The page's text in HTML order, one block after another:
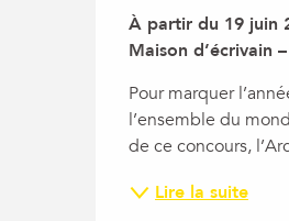
À partir du 19 juin
Maison d’écrivain
Pour marquer
l’ensemble du
de ce concours,
Lire la suite